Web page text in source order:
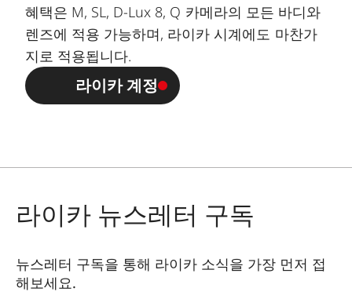
혜택은 M, SL, D-Lux 8, Q 카메라의 모든 바디와
렌즈에 적용 가능하며, 라이카 시계에도 마찬가
지로 적용됩니다.
라이카 계정
라이카 뉴스레터 구독
뉴스레터 구독을 통해 라이카 소식을 가장 먼저 접
해보세요.